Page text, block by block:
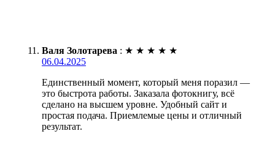
Валя Золотарева : ★ ★ ★ ★ ★
06.04.2025
Единственный момент, который меня поразил —
это быстрота работы. Заказала фотокнигу, всё
сделано на высшем уровне. Удобный сайт и
простая подача. Приемлемые цены и отличный
результат.